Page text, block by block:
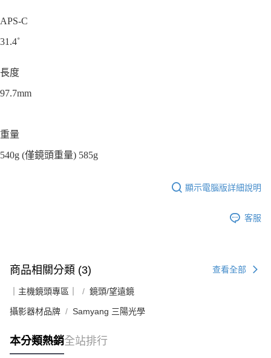
APS-C
31.4˚
長度
97.7mm
重量
540g (僅鏡頭重量) 585g
顯示電腦版詳細說明
客服
商品相關分類 (3) 查看全部
｜主機鏡頭專區｜ 鏡頭/望遠鏡
攝影器材品牌 Samyang 三陽光學
本分類熱銷全站排行